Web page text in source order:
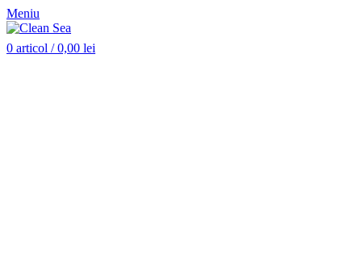
Meniu
0 articol / 0,00 lei